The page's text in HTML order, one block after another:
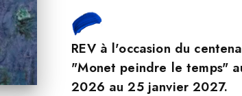
REV à l'occasion du
"Monet peindre le temps"
2026 au 25 janvier 2027.